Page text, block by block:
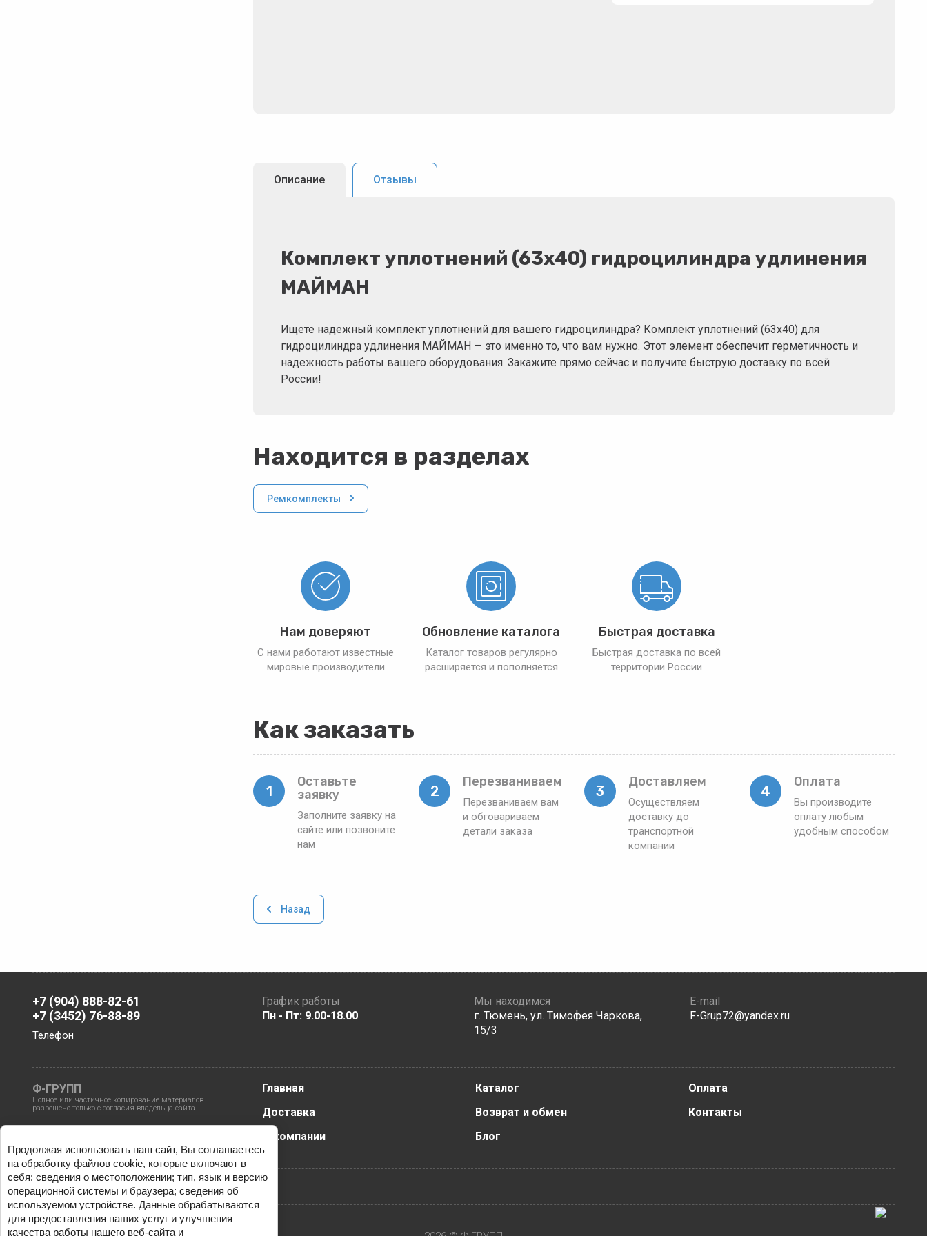
Описание Отзывы
Комплект уплотнений (63х40) гидроцилиндра удлинения
МАЙМАН
Ищете надежный комплект уплотнений для вашего гидроцилиндра? Комплект уплотнений (63х40) для
гидроцилиндра удлинения МАЙМАН — это именно то, что вам нужно. Этот элемент обеспечит герметичность и
надежность работы вашего оборудования. Закажите прямо сейчас и получите быструю доставку по всей
России!
Находится в разделах
Ремкомплекты
Нам доверяют
С нами работают известные
мировые производители
Обновление каталога
Каталог товаров регулярно
расширяется и пополняется
Быстрая доставка
Быстрая доставка по всей
территории России
Как заказать
1
Оставьте
заявку
Заполните заявку на
сайте или позвоните
нам
2
Перезваниваем
Перезваниваем вам
и обговариваем
детали заказа
3
Доставляем
Осуществляем
доставку до
транспортной
компании
4
Оплата
Вы производите
оплату любым
удобным способом
Назад
+7 (904) 888-82-61
+7 (3452) 76-88-89
Телефон
График работы
Пн - Пт: 9.00-18.00
Мы находимся
г. Тюмень, ул. Тимофея Чаркова,
15/3
E-mail
F-Grup72@yandex.ru
Ф-ГРУПП
Полное или частичное копирование материалов
разрешено только с согласия владельца сайта.
Главная Каталог
Оплата
Доставка
Возврат и обмен
Контакты
О компании
Блог
Продолжая использовать наш сайт, Вы соглашаетесь
на обработку файлов cookie, которые включают в
себя: сведения о местоположении; тип, язык и версию
операционной системы и браузера; сведения об
используемом устройстве. Данные обрабатываются
для предоставления наших услуг и улучшения
качества работы нашего веб-сайта и